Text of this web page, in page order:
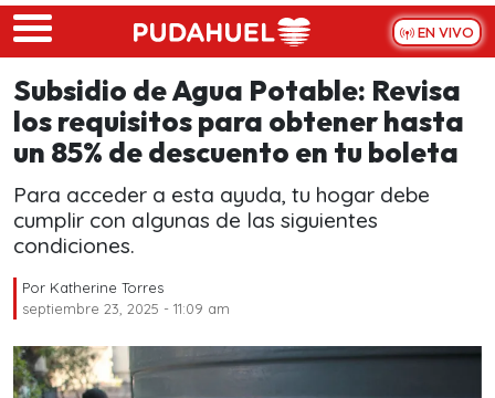
Skip to main content
EN VIVO
Subsidio de Agua Potable: Revisa
los requisitos para obtener hasta
un 85% de descuento en tu boleta
Para acceder a esta ayuda, tu hogar debe
cumplir con algunas de las siguientes
condiciones.
Por Katherine Torres
septiembre 23, 2025 - 11:09 am